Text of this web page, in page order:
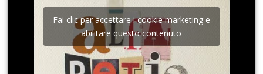
Fai clic per accettare i cookie marketing e
abilitare questo contenuto